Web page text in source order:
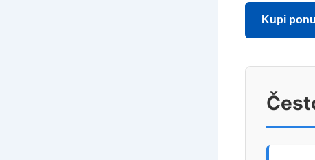
Kupi